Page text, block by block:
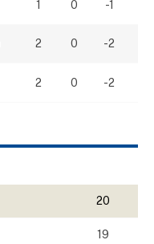
1 0 -1
2 0 -2
2 0 -2
20
19